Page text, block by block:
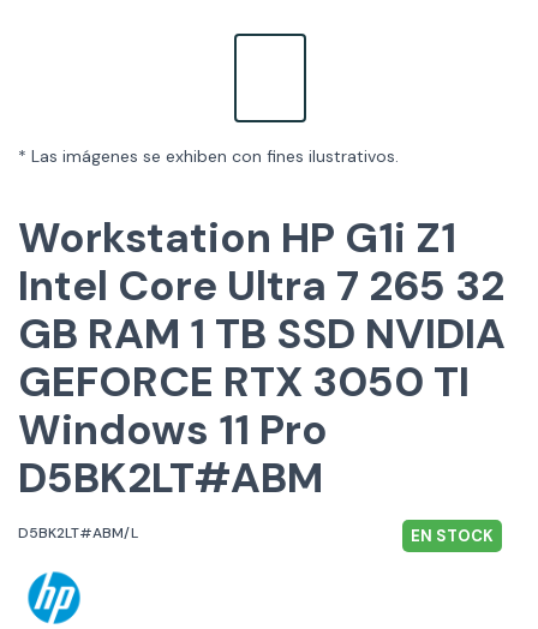
* Las imágenes se exhiben con fines ilustrativos.
Workstation HP G1i Z1
Intel Core Ultra 7 265 32
GB RAM 1 TB SSD NVIDIA
GEFORCE RTX 3050 TI
Windows 11 Pro
D5BK2LT#ABM
D5BK2LT#ABM/L EN STOCK